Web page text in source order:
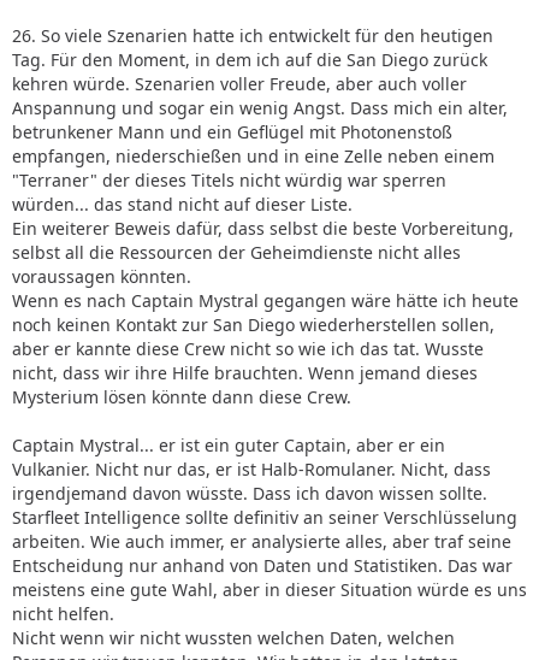
26. So viele Szenarien hatte ich entwickelt für den heutigen
Tag. Für den Moment, in dem ich auf die San Diego zurück
kehren würde. Szenarien voller Freude, aber auch voller
Anspannung und sogar ein wenig Angst. Dass mich ein alter,
betrunkener Mann und ein Geflügel mit Photonenstoß
empfangen, niederschießen und in eine Zelle neben einem
"Terraner" der dieses Titels nicht würdig war sperren
würden... das stand nicht auf dieser Liste.
Ein weiterer Beweis dafür, dass selbst die beste Vorbereitung,
selbst all die Ressourcen der Geheimdienste nicht alles
voraussagen könnten.
Wenn es nach Captain Mystral gegangen wäre hätte ich heute
noch keinen Kontakt zur San Diego wiederherstellen sollen,
aber er kannte diese Crew nicht so wie ich das tat. Wusste
nicht, dass wir ihre Hilfe brauchten. Wenn jemand dieses
Mysterium lösen könnte dann diese Crew.
Captain Mystral... er ist ein guter Captain, aber er ein
Vulkanier. Nicht nur das, er ist Halb-Romulaner. Nicht, dass
irgendjemand davon wüsste. Dass ich davon wissen sollte.
Starfleet Intelligence sollte definitiv an seiner Verschlüsselung
arbeiten. Wie auch immer, er analysierte alles, aber traf seine
Entscheidung nur anhand von Daten und Statistiken. Das war
meistens eine gute Wahl, aber in dieser Situation würde es uns
nicht helfen.
Nicht wenn wir nicht wussten welchen Daten, welchen